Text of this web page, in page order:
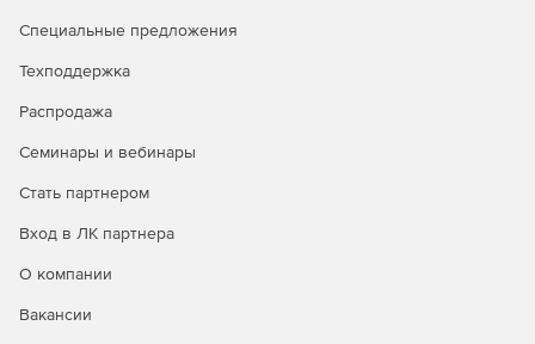
Специальные предложения
Техподдержка
Распродажа
Семинары и вебинары
Стать партнером
Вход в ЛК партнера
О компании
Вакансии